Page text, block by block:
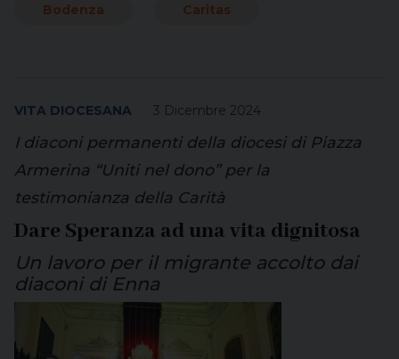
Bodenza Caritas
3 Dicembre 2024
VITA DIOCESANA
I diaconi permanenti della diocesi di Piazza
Armerina “Uniti nel dono” per la
testimonianza della Carità
Dare Speranza ad una vita dignitosa
Un lavoro per il migrante accolto dai
diaconi di Enna